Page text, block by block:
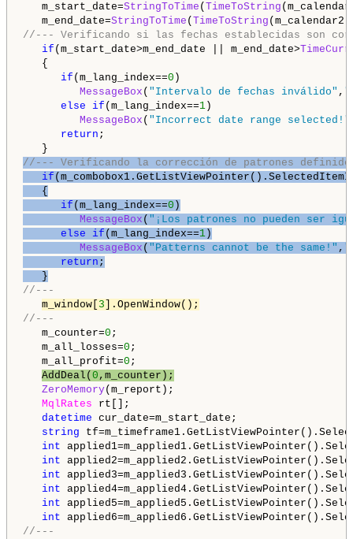
m_start_date=StringToTime ( TimeToString
m_end_date=StringToTime ( TimeToString
//--- Verificando si las fechas establecidas son
if (m_start_date>m_end_date || m_end_date>
{
if (m_lang_index==0 )
MessageBox ( "Intervalo de fechas inválido" ,
else
if (m_lang_index==1 )
MessageBox ( "Incorrect date range selected!"
return ;
//--- Verificando la corrección de patrones
if
{
if (m_lang_index==0 )
MessageBox ( "¡Los patrones no pueden ser
else
if (m_lang_index==1 )
MessageBox ( "Patterns cannot be the same!" ,
return ;
}
//---
m_window[ 3 ].OpenWindow();
//---
m_counter=0 ;
m_all_losses=0 ;
m_all_profit=0 ;
AddDeal( 0 ,m_counter);
ZeroMemory(m_report);
MqlRates rt[];
datetime cur_date=m_start_date;
string
int
int
int
int
int
int
//---